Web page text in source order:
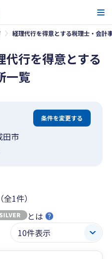
経理代行を得意とする税理士・会計
代行を得意とする
一覧
条件を変更する
田市
1件）
とは